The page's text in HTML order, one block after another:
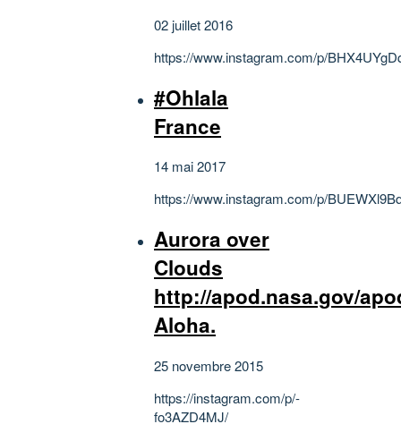
02 juillet 2016
https://www.instagram.com/p/
#Ohlala
France
14 mai 2017
https://www.instagram.com/p/
Aurora over
Clouds
http://apod.nasa.gov/
Aloha.
25 novembre 2015
https://instagram.com/p/-
fo3AZD4MJ/